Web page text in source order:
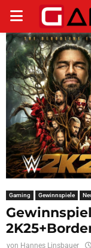
PRIMARY
MENU
Gaming Gewinnspiele
von Hannes Linsbauer